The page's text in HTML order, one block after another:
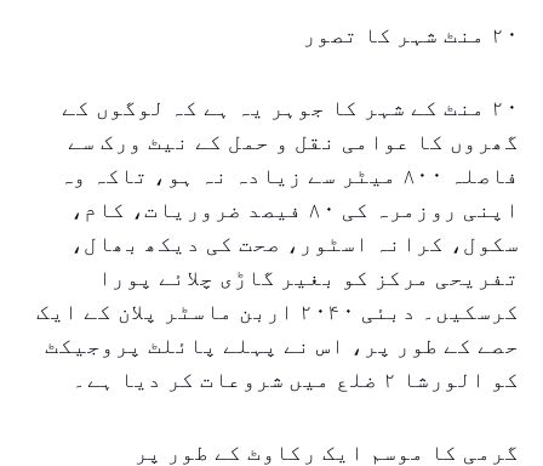
۲۰ منٹ شہر کا تصور
۲۰ منٹ کے شہر کا جوہر یہ ہے کہ لوگوں کے
گھروں کا عوامی نقل و حمل کے نیٹ ورک سے
فاصلہ ۸۰۰ میٹر سے زیادہ نہ ہو، تاکہ وہ
اپنی روزمرہ کی ۸۰ فیصد ضروریات، کام،
سکول، کرانہ اسٹور، صحت کی دیکھ بھال،
تفریحی مرکز کو بغیر گاڑی چلائے پورا
کرسکیں۔ دبئی ۲۰۴۰ اربن ماسٹر پلان کے ایک
حصے کے طور پر، اس نے پہلے پائلٹ پروجیکٹ
کو الورشا ۲ ضلع میں شروعات کر دیا ہے۔
گرمی کا موسم ایک رکاوٹ کے طور پر